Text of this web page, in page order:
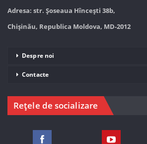
Adresa: str. Șoseaua Hînceşti 38b,
Chișinău, Republica Moldova, MD-2012
Despre noi
Contacte
Rețele de socializare